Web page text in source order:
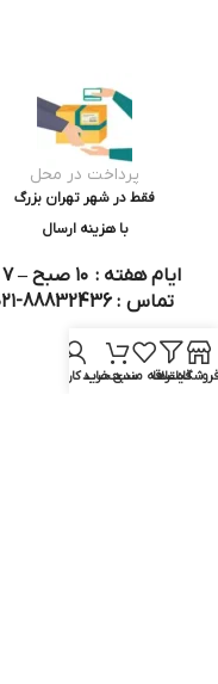
پرداخت در محل
فقط در شهر تهران بزرگ
با هزینه ارسال
تماس : 88832436-۰۲۱ آدرس ایمیل : info@iranshaver.ir
فروشگاهفیلترها
علاقه مندیسبد خرید
حساب کاربری من